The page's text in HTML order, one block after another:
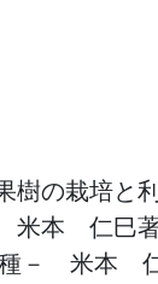
樹の栽培
米本 仁巳
種－ 米本